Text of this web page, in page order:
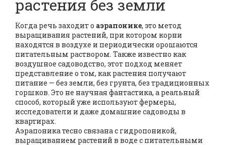
растения без земли
Когда речь заходит о аэрапонике, это метод
выращивания растений, при котором корни
находятся в воздухе и периодически орошаются
питательным раствором. Также известно как
воздушное садоводство, этот подход меняет
представление о том, как растения получают
питание — без земли, без грунта, без традиционных
горшков. Это не научная фантастика, а реальный
способ, который уже используют фермеры,
исследователи и даже домашние садоводы в
квартирах.
Аэрапоника тесно связана с гидропоникой,
выращиванием растений в воде с питательными